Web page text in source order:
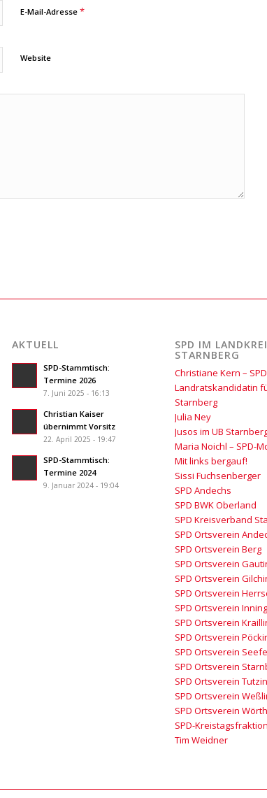
E-Mail-Adresse *
Website
AKTUELL
SPD-Stammtisch:
Termine 2026
7. Juni 2025 - 16:13
Christian Kaiser
übernimmt Vorsitz
22. April 2025 - 19:47
SPD-Stammtisch:
Termine 2024
9. Januar 2024 - 19:04
SPD IM
STARNBERG
Christiane Kern –
Landratskandidatin
Starnberg
Julia Ney
Jusos im UB
Maria Noichl – SPD-
Mit links bergauf!
Sissi Fuchsenberger
SPD Andechs
SPD BWK Oberland
SPD Kreisverband
SPD Ortsverein
SPD Ortsverein Berg
SPD Ortsverein
SPD Ortsverein
SPD Ortsverein
SPD Ortsverein Inning
SPD Ortsverein
SPD Ortsverein
SPD Ortsverein
SPD Ortsverein
SPD Ortsverein
SPD Ortsverein
SPD Ortsverein
SPD-Kreistagsfraktion
Tim Weidner